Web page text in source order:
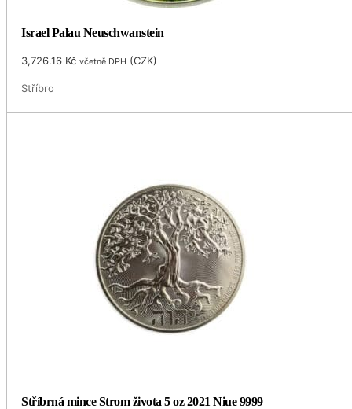
Israel Palau Neuschwanstein
3,726.16 Kč včetně DPH (CZK)
Stříbro
Stříbrná mince Strom života 5 oz 2021 Niue 9999